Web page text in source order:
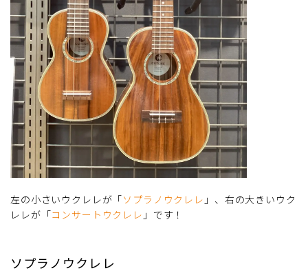
左の小さいウクレレが「ソプラノウクレレ 」、右の大きいウク
レレが「コンサートウクレレ 」です！
ソプラノウクレレ